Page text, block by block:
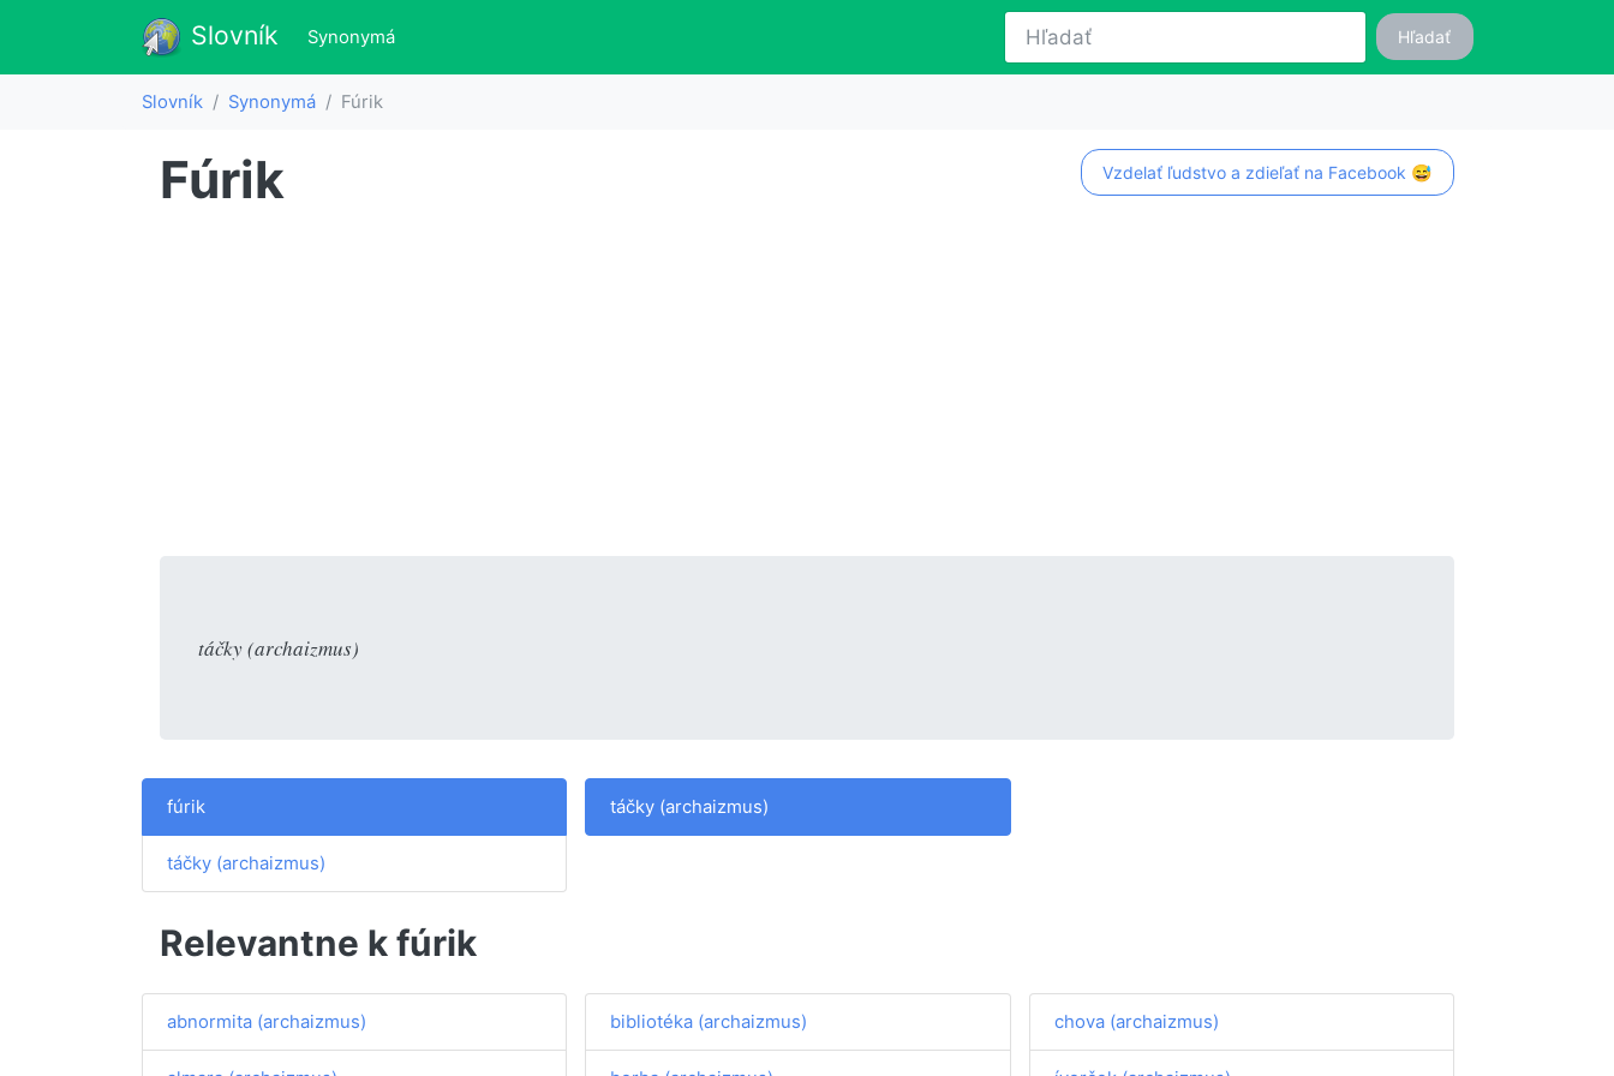
Slovník Slovník
Synonymá(aktualne) Hľadať
Slovník Synonymá Fúrik
Vzdelať ľudstvo a zdieľať na Facebook 😅
Fúrik
táčky (archaizmus)
fúrik
táčky (archaizmus)
táčky (archaizmus)
Relevantne k fúrik
abnormita (archaizmus) bibliotéka (archaizmus) chova (archaizmus)